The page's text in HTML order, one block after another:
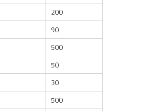
200
90
500
50
30
500